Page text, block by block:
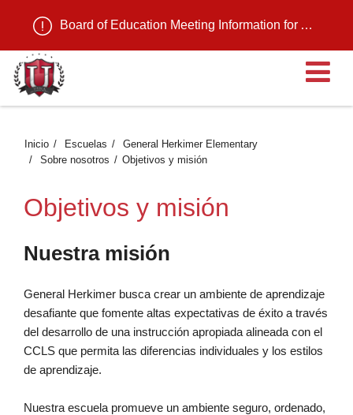
Board of Education Meeting Information for August 11, 2026
Inicio Escuelas
General Herkimer Elementary
Sobre nosotros
Objetivos y misión
Objetivos y misión
Nuestra misión
General Herkimer busca crear un ambiente de aprendizaje
desafiante que fomente altas expectativas de éxito a través
del desarrollo de una instrucción apropiada alineada con el
CCLS que permita las diferencias individuales y los estilos
de aprendizaje.
Nuestra escuela promueve un ambiente seguro, ordenado,